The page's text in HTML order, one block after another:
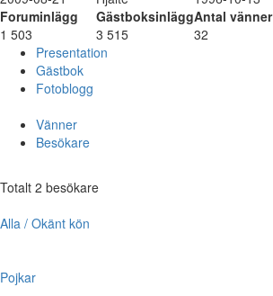
Foruminlägg
GästboksinläggAntal vänner
1 503
3 515
32
Presentation
Gästbok
Fotoblogg
Vänner
Besökare
Totalt 2 besökare
Alla / Okänt kön
Pojkar